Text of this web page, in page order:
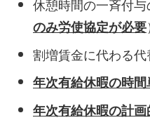
休憩時間の一斉付与
のみ労使協定が必要
割増賃金に代わる代
年次有給休暇の時
年次有給休暇の計